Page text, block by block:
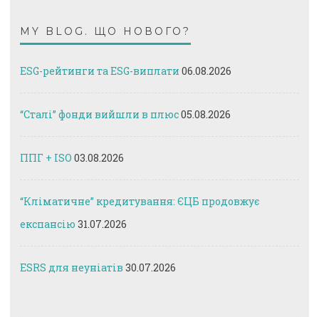
MY BLOG. ЩО НОВОГО?
ESG-рейтинги та ESG-виплати 06.08.2026
“Сталі” фонди вийшли в плюс05.08.2026
ППГ + ISO 03.08.2026
“Кліматичне” кредитування: ЄЦБ продовжує
експансію 31.07.2026
ESRS для неуніатів 30.07.2026